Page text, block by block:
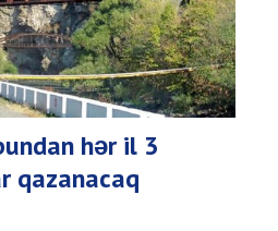
hər il 3
qazanacaq